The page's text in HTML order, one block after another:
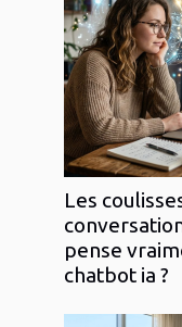
Les
pense
chatbot ia ?